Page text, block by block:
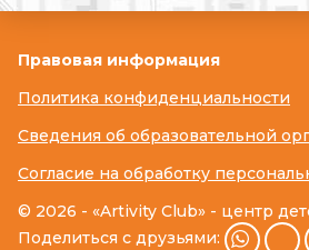
Правовая информация
Политика конфиденциальности
Сведения об образовательной
Согласие на обработку
© 2026 - «Artivity Club» - центр
Поделиться с друзьями: